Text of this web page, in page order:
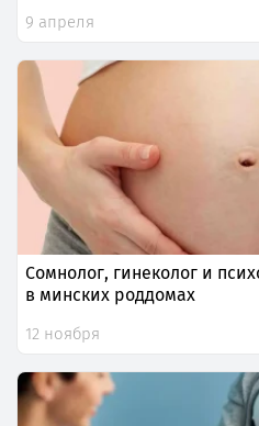
9 апреля
Сомнолог, гинеколог и
в минских роддомах
12 ноября